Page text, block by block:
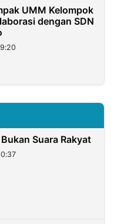
UMM Kelompok
dengan SDN
Suara Rakyat